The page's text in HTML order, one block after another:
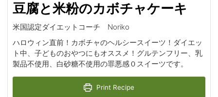
豆腐と米粉のカボチャケーキ
米国認定ダイエットコーチ Noriko
ハロウィン直前！カボチャのヘルシースイーツ！ダイエッ
ト中、子どものおやつにもオススメ！グルテンフリー、乳
製品不使用、白砂糖不使用の罪悪感０スイーツです。
Print Recipe